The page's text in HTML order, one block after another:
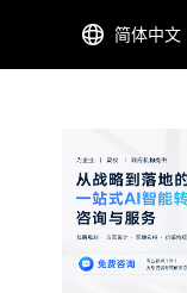
简体中文